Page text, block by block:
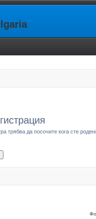
трябва да посочите кога сте роден/